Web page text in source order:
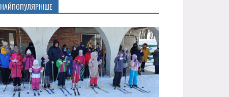
НАЙПОПУЛЯРНІШЕ